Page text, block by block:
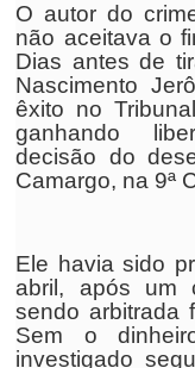
O autor do
não aceitava o
Dias antes de
Nascimento
êxito no
ganhando
decisão do
Camargo, na 9ª
Ele havia sido
abril, após um
sendo arbitrada
Sem o
investigado